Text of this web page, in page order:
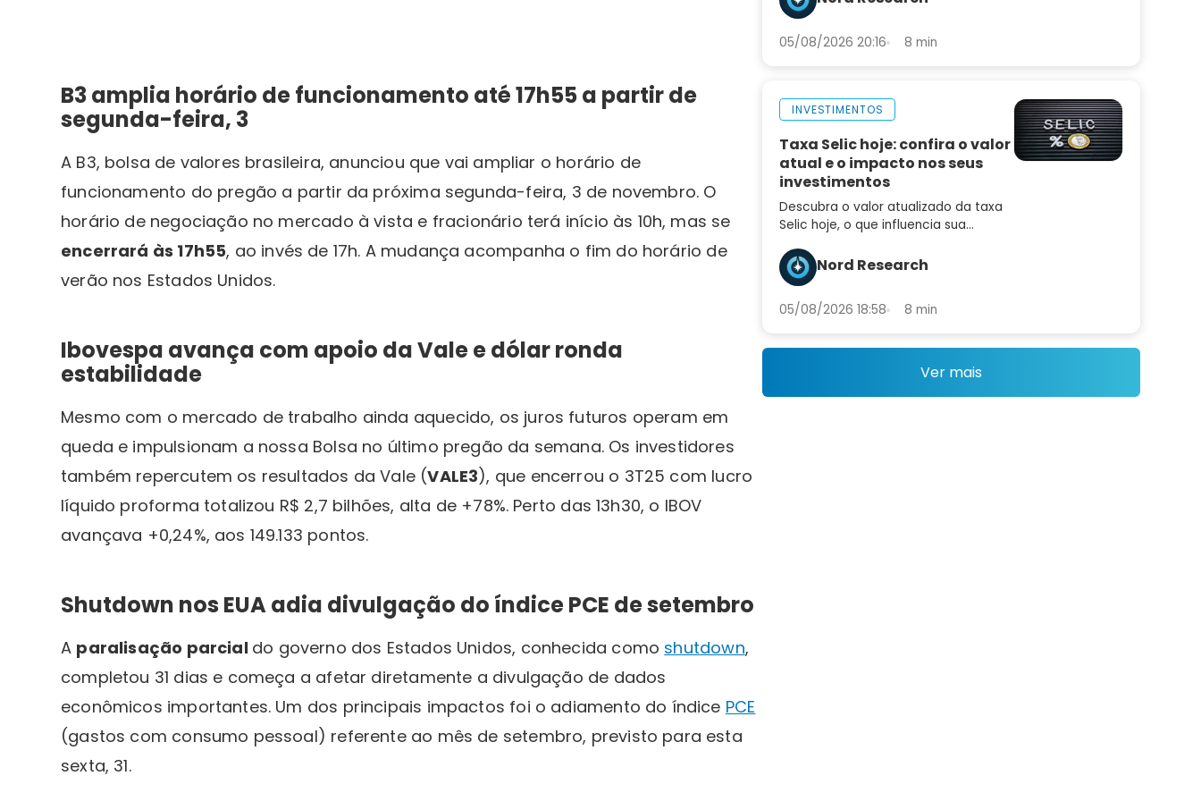
B3 amplia horário de funcionamento até 17h55 a partir de
segunda-feira, 3
A B3, bolsa de valores brasileira, anunciou que vai ampliar o horário de
funcionamento do pregão a partir da próxima segunda-feira, 3 de novembro. O
horário de negociação no mercado à vista e fracionário terá início às 10h, mas se
encerrará às 17h55, ao invés de 17h. A mudança acompanha o fim do horário de
verão nos Estados Unidos.
Ibovespa avança com apoio da Vale e dólar ronda
estabilidade
Mesmo com o mercado de trabalho ainda aquecido, os juros futuros operam em
queda e impulsionam a nossa Bolsa no último pregão da semana. Os investidores
também repercutem os resultados da Vale (VALE3), que encerrou o 3T25 com lucro
líquido proforma totalizou R$ 2,7 bilhões, alta de +78%. Perto das 13h30, o IBOV
avançava +0,24%, aos 149.133 pontos.
Shutdown nos EUA adia divulgação do índice PCE de setembro
A paralisação parcial do governo dos Estados Unidos, conhecida como shutdown,
completou 31 dias e começa a afetar diretamente a divulgação de dados
econômicos importantes. Um dos principais impactos foi o adiamento do índice PCE
(gastos com consumo pessoal) referente ao mês de setembro, previsto para esta
sexta, 31.
próximos passos
05/08/2026 20:16 8 min
INVESTIMENTOS
Taxa Selic hoje: confira o valor
atual e o impacto nos seus
investimentos
Descubra o valor atualizado da taxa
Selic hoje, o que influencia sua
investimentos, empréstimos e a
economia brasileira
Nord Research
05/08/2026 18:58 8 min
Ver mais